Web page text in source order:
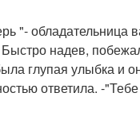
"-
надев,
глупая улыбка и
ответила. -